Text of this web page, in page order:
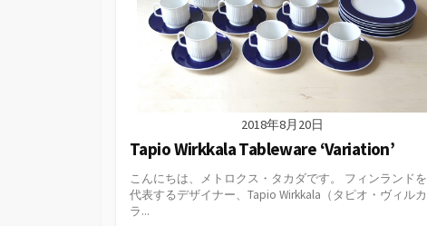
2018年8月20日
Tapio Wirkkala Tableware ‘Variation’
こんにちは、メトロクス・タカダです。 フィンランドを
代表するデザイナー、Tapio Wirkkala（タピオ・ヴィルカ
ラ...